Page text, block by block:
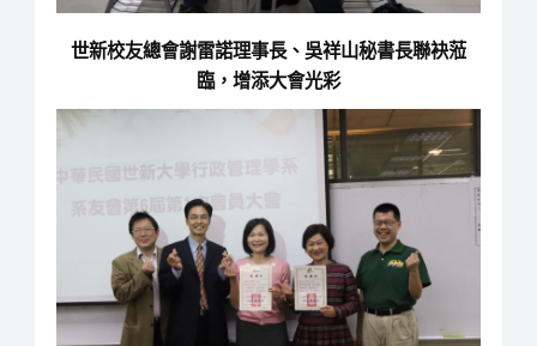
世新校友總會謝雷諾理事長、吳祥山秘書長聯袂蒞
臨，增添大會光彩